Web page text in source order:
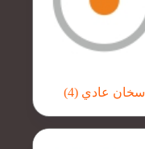
سخان عادي (4)